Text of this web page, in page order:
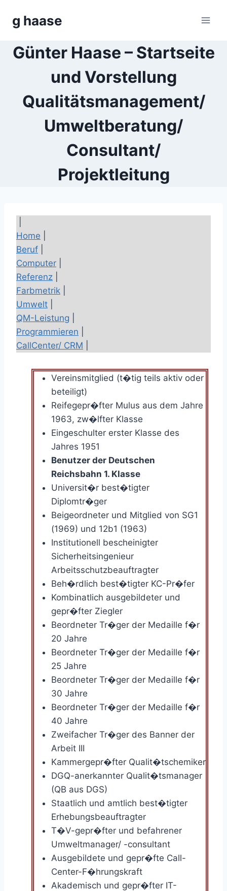
Inhaltg haase
Günter Haase – Startseite
und Vorstellung
Qualitätsmanagement/
Umweltberatung/
Consultant/
Projektleitung
Home
Beruf
Computer
Referenz
Farbmetrik
Umwelt
QM-Leistung
Programmieren
CallCenter/ CRM
Vereinsmitglied (t�tig teils aktiv oder
beteiligt)
Reifegepr�fter Mulus aus dem Jahre
1963, zw�lfter Klasse
Eingeschulter erster Klasse des
Jahres 1951
Benutzer der Deutschen
Reichsbahn 1. Klasse
Universit�r best�tigter
Diplomtr�ger
Beigeordneter und Mitglied von SG1
(1969) und 12b1 (1963)
Institutionell bescheinigter
Sicherheitsingenieur
Arbeitsschutzbeauftragter
Beh�rdlich best�tigter KC-Pr�fer
Kombinatlich ausgebildeter und
gepr�fter Ziegler
Beordneter Tr�ger der Medaille f�r
20 Jahre
Beordneter Tr�ger der Medaille f�r
25 Jahre
Beordneter Tr�ger der Medaille f�r
30 Jahre
Beordneter Tr�ger der Medaille f�r
40 Jahre
Zweifacher Tr�ger des Banner der
Arbeit III
Kammergepr�fter Qualit�tschemiker
DGQ-anerkannter Qualit�tsmanager
(QB aus DGS)
Staatlich und amtlich best�tigter
Erhebungsbeauftragter
T�V-gepr�fter und befahrener
Umweltmanager/ -consultant
Ausgebildete und gepr�fte Call-
Center-F�hrungskraft
Akademisch und gepr�fter IT-